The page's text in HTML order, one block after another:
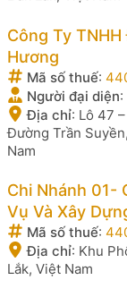
Công Ty
Hương
Mã số thuế:
Người đại diện:
Địa chỉ: Lô 47
Đường Trần
Nam
Chi Nhánh 01-
Vụ Và Xây
Mã số thuế:
Địa chỉ: Khu
Lắk, Việt Nam